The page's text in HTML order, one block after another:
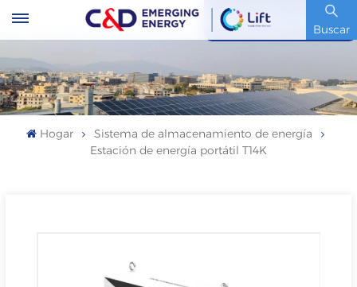
Buscar
Código De Stock : 600153.SH
Hogar
Sistema de almacenamiento de energía
Estación de energía portátil T14K